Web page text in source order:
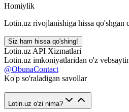
Homiylik
Lotin.uz rivojlanishiga hissa qo'shgan
Siz ham hissa qo'shing!
Lotin.uz API Xizmatlari
Lotin.uz imkoniyatlaridan o'z
@ObunaContact
Ko'p so'raladigan savollar
Lotin.uz o'zi nima?